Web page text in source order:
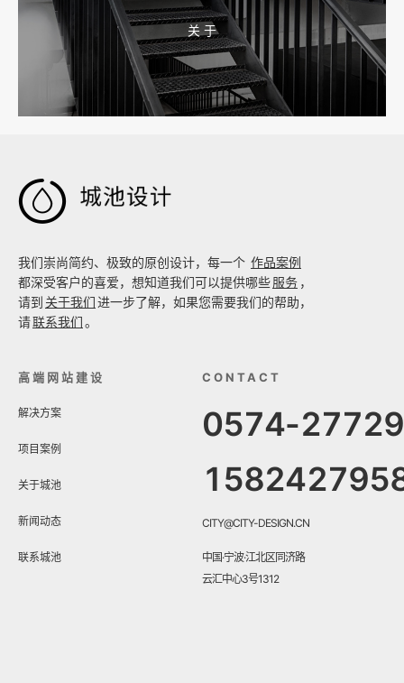
2026-08-02 17:58:44
工厂短视频拍摄后，怎样放进官网帮助客户判断实力
关 于

我们崇尚简约、极致的原创设计，每一个 作品案例
都深受客户的喜爱，想知道我们可以提供哪些服务 ，
请到 关于我们进一步了解，如果您需要我们的帮助，
请联系我们。
高端网站建设
解决方案
项目案例
关于城池
新闻动态
联系城池
CONTACT
0574-
CITY@CITY-DESIGN.CN
中国·宁波·江北区同济路
云汇中心3号1312